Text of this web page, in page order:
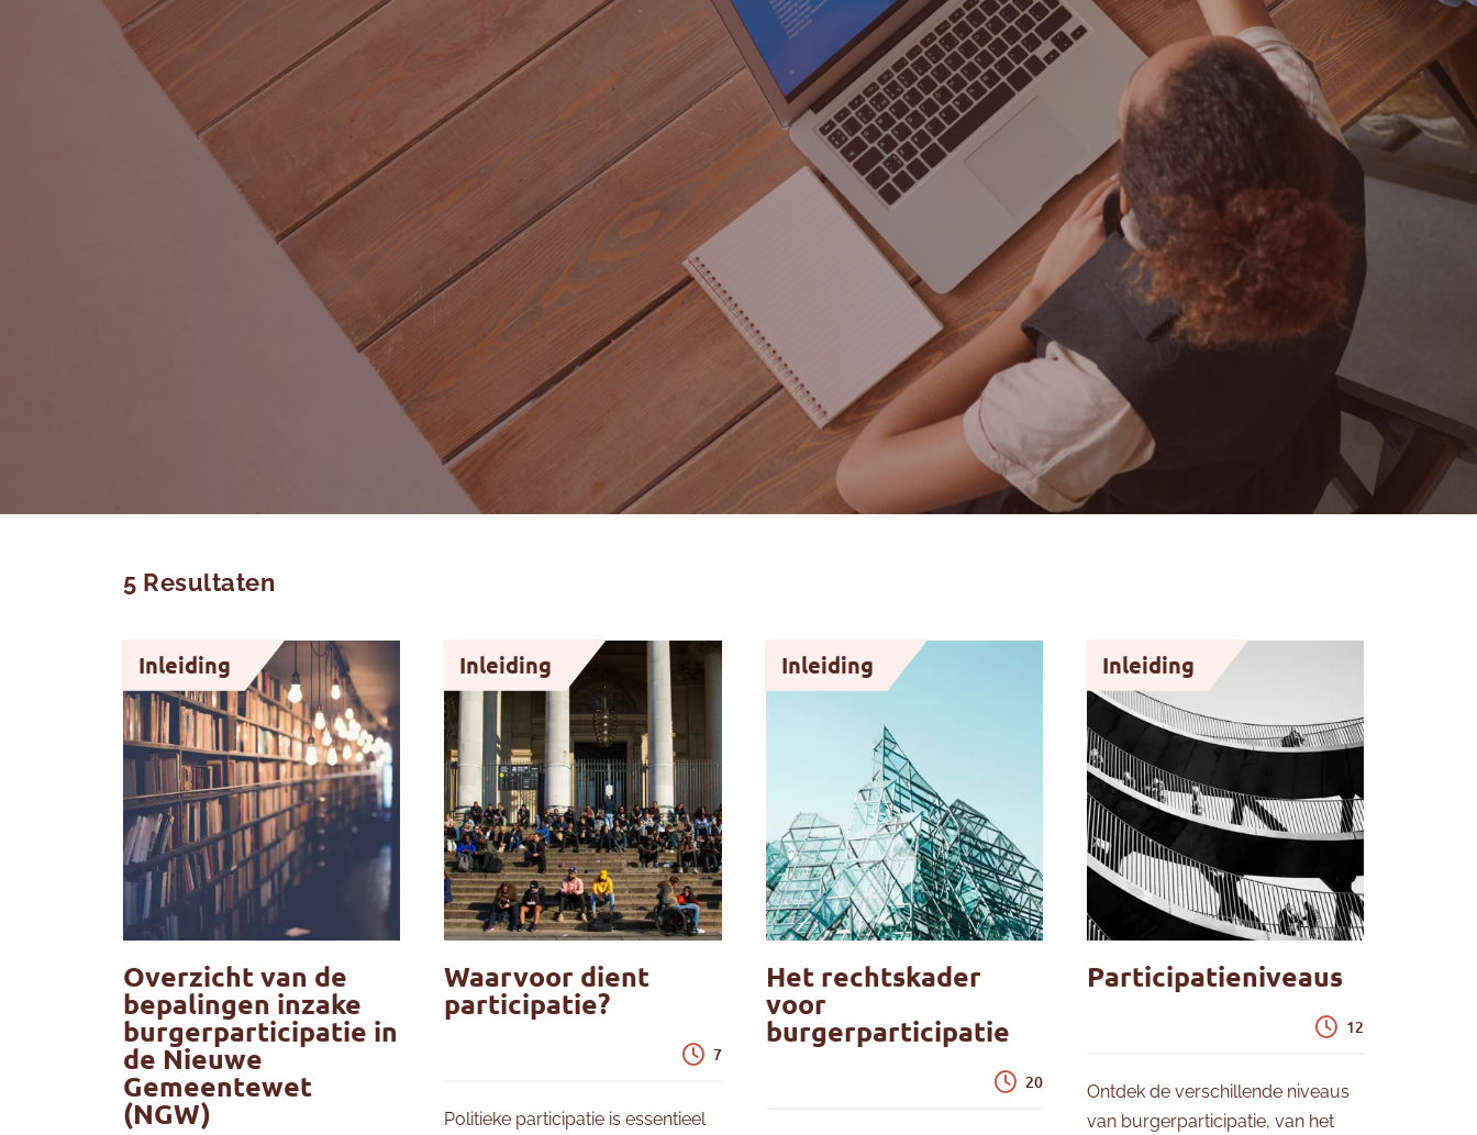
5 Resultaten
Inleiding
Overzicht van de
bepalingen inzake
burgerparticipatie in
de Nieuwe
Gemeentewet
(NGW)
Inleiding
Waarvoor dient
participatie?
7
Politieke participatie is essentieel
Inleiding
Het rechtskader
voor
burgerparticipatie
20
Inleiding
Participatieniveaus
12
Ontdek de verschillende niveaus
van burgerparticipatie, van het